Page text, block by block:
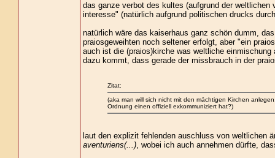
das ganze verbot des kultes (aufgrund der weltlichen
interesse" (natürlich aufgrund politischen drucks
natürlich wäre das kaiserhaus ganz schön dumm,
praiosgeweihten noch seltener erfolgt, aber "ein
auch ist die (praios)kirche was weltliche
dazu kommt, dass gerade der missbrauch in der
Zitat:
(aka man will sich nicht mit den mächtigen Kirchen
Ordnung einen offiziell exkommuniziert hat?)
laut den explizit fehlenden auschluss von weltlichen
aventuriens(...), wobei ich auch annehmen dürfte,